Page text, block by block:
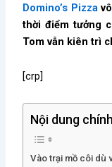
Domino’s Pizzavô
thời điểm tưởng
Tom vẫn kiên trì
[crp]
Nội dung chính
Vào trại mồ côi dù